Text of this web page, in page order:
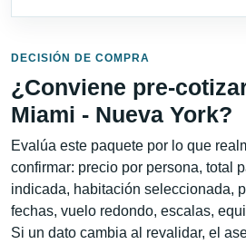
DECISIÓN DE COMPRA
¿Conviene pre-
Miami - Nueva York?
Evalúa este paquete por lo que
confirmar: precio por persona, total
indicada, habitación seleccionada,
fechas, vuelo redondo, escalas,
Si un dato cambia al revalidar, el